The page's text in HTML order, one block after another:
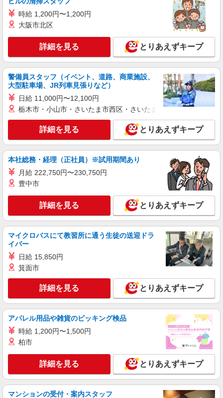
アルバイト パート
コンパスグループ・ジャパン株式会社 20975_p
NEW
時給1,500円以上 試用期間中 時給1,500円以上
(試用期間2ヶ月) 残業が発生した場合、残業代を1
分単位で別途支給します。
群馬工業高等専門学校 （群馬県前橋市鳥羽町
580）
キープ 詳細を見る
アルバイト パート
コンパスグループ・ジャパン株式会社 32109_p
調理補助【アルバイト・パート】
時給1,150円以上 試用期間中 時給1,150円以上
(試用期間2ヶ月) 残業が発生した場合、残業代を1
分単位で別途支給します。
国立赤城青少年交流の家店 （群馬県前橋市富
士見町赤城山27 国立赤城青少年交流の家内）
キープ 詳細を見る
アルバイト パート
ケンタッキーフライドチキン 前橋野中店
キープ 詳細を見る
アルバイト パート
ケンタッキーフライドチキン けやきウォーク前橋店
カウンター・キッチンスタッフ
群馬県前橋市文京町2-1-1
キープ 詳細を見る
時給 1,200円〜1,200円
大阪市北区
詳細を見る とりあえずキープ
警備員スタッフ（イベント、道路、商業施設、
大型駐車場、JR列車見張りなど）
日給 11,000円〜12,100円
栃木市・小山市・さいたま市西区・さいたま市岩槻区・久喜市・
詳細を見る とりあえずキープ
本社総務・経理（正社員）※試用期間あり
月給 222,750円〜230,750円
豊中市
詳細を見る とりあえずキープ
マイクロバスにて教習所に通う生徒の送迎ドラ
イバー
日給 15,850円
箕面市
詳細を見る とりあえずキープ
アパレル用品や雑貨のピッキング検品
時給 1,200円〜1,500円
柏市
詳細を見る とりあえずキープ
マンションの受付・案内スタッフ